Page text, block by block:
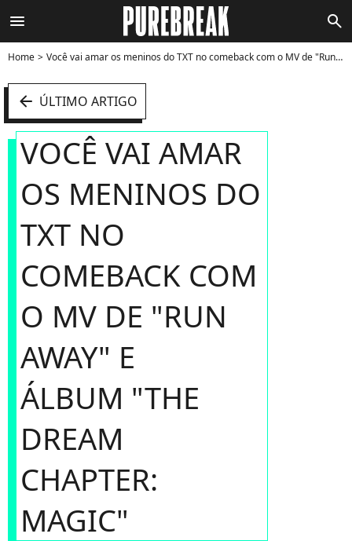
menu search
Home Você vai amar os meninos do TXT no comeback com o MV de "Run Away" e álbum "The Dream Chapter: MAGIC" - Foto
arrow_left ÚLTIMO ARTIGO
VOCÊ VAI AMAR
OS MENINOS DO
TXT NO
COMEBACK COM
O MV DE "RUN
AWAY" E
ÁLBUM "THE
DREAM
CHAPTER:
MAGIC"